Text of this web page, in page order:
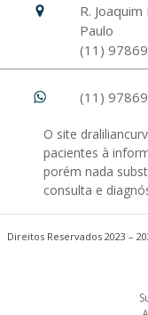
R.
Paulo
(11)
(11)
O site
pacientes à
porém nada
consulta e
Direitos Reservados 2023 –